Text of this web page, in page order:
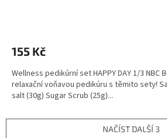
155 Kč
Wellness pedikúrní set HAPPY DAY 1/3 NBC
relaxační voňavou pedikúru s těmito sety!
salt (30g) Sugar Scrub (25g)...
NAČÍST DALŠÍ 3